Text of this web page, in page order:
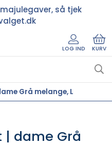
så tjek
LOG IND KURV
Grå melange, L
| dame Grå